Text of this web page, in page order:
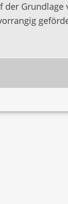
der Grundlage